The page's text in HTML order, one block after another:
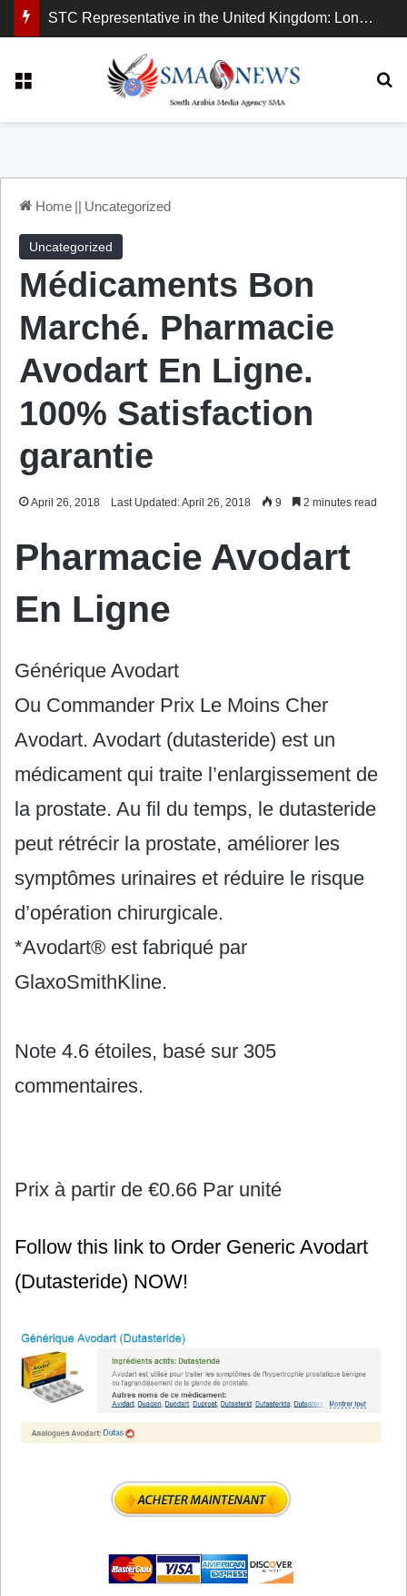
STC Representative in the United Kingdom: London Demonstration Sends Clear Message, South Arabia Is a Partner in Maritime and Energy Security.
Home || Uncategorized
Uncategorized
Médicaments Bon
Marché. Pharmacie
Avodart En Ligne.
100% Satisfaction
garantie
April 26, 2018 Last Updated: April 26, 2018 9 2 minutes read
Pharmacie Avodart
En Ligne
Générique Avodart
Ou Commander Prix Le Moins Cher
Avodart. Avodart (dutasteride) est un
médicament qui traite l’enlargissement de
la prostate. Au fil du temps, le dutasteride
peut rétrécir la prostate, améliorer les
symptômes urinaires et réduire le risque
d’opération chirurgicale.
*Avodart® est fabriqué par
GlaxoSmithKline.
Note 4.6 étoiles, basé sur 305
commentaires.
Prix à partir de €0.66 Par unité
Follow this link to Order Generic Avodart
(Dutasteride) NOW!